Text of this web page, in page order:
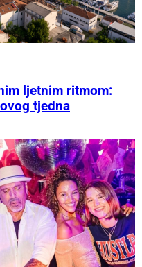
ljetnim ritmom:
tjedna